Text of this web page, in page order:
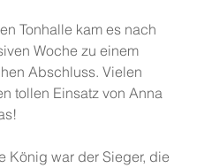
Tonhalle kam es nach
Woche zu einem
Abschluss. Vielen
tollen Einsatz von Anna
König war der Sieger, die